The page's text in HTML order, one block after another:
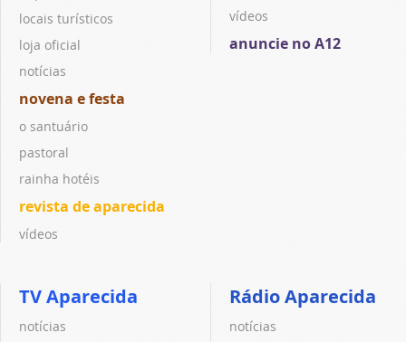
locais turísticos
loja oficial
notícias
novena e festa
o santuário
pastoral
rainha hotéis
revista de aparecida
vídeos
vídeos
anuncie no A12
TV Aparecida
notícias
Rádio Aparecida
notícias